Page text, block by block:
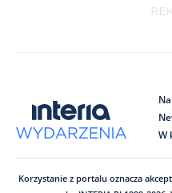
W
Korzystanie z portalu oznacza